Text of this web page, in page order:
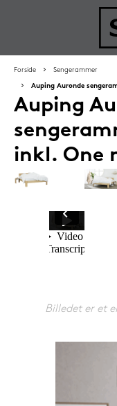
SENG PureCurve
Forside Sengerammer
Auping Auronde
Auping
inkl. One
Billedet er et